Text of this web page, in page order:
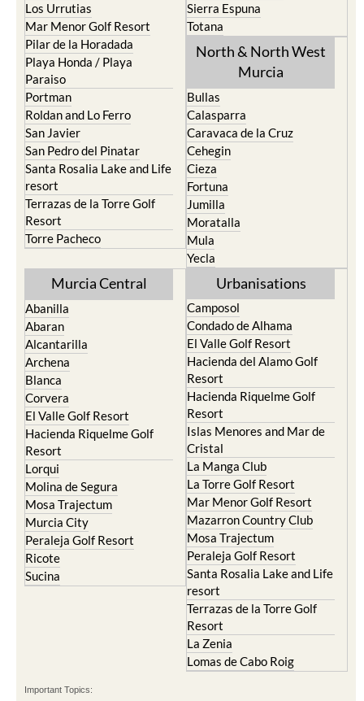
Los Urrutias
Mar Menor Golf Resort
Pilar de la Horadada
Playa Honda / Playa
Paraiso
Portman
Roldan and Lo Ferro
San Javier
San Pedro del Pinatar
Santa Rosalia Lake and Life
resort
Terrazas de la Torre Golf
Resort
Torre Pacheco
Sierra Espuna
Totana
North & North West
Murcia
Bullas
Calasparra
Caravaca de la Cruz
Cehegin
Cieza
Fortuna
Jumilla
Moratalla
Mula
Yecla
Murcia Central
Abanilla
Abaran
Alcantarilla
Archena
Blanca
Corvera
El Valle Golf Resort
Hacienda Riquelme Golf
Resort
Lorqui
Molina de Segura
Mosa Trajectum
Murcia City
Peraleja Golf Resort
Ricote
Sucina
Urbanisations
Camposol
Condado de Alhama
El Valle Golf Resort
Hacienda del Alamo Golf
Resort
Hacienda Riquelme Golf
Resort
Islas Menores and Mar de
Cristal
La Manga Club
La Torre Golf Resort
Mar Menor Golf Resort
Mazarron Country Club
Mosa Trajectum
Peraleja Golf Resort
Santa Rosalia Lake and Life
resort
Terrazas de la Torre Golf
Resort
La Zenia
Lomas de Cabo Roig
Important Topics: